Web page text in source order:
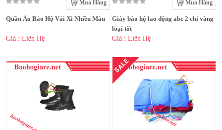
Mua Hàng
Quần Áo Bảo Hộ Vải Xi Nhiều Màu
Giá : Liên Hệ
Mua Hàng
Giày bảo hộ lao động abc 2 chỉ vàng
loại tốt
Giá : Liên Hệ
SALE